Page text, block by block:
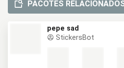
PACOTES
pepe sad
StickersBot